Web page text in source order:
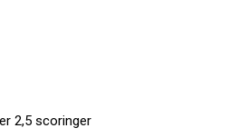
2,5 scoringer